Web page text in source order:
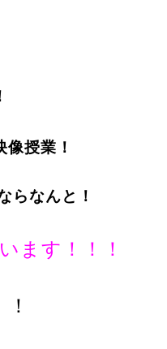
授業！
らなんと！
ます！！！